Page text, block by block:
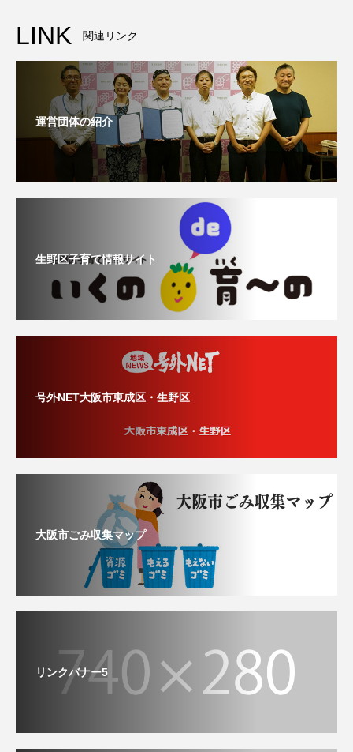
LINK 関連リンク
運営団体の紹介
生野区子育て情報サイト
号外NET大阪市東成区・生野区
大阪市ごみ収集マップ
リンクバナー5